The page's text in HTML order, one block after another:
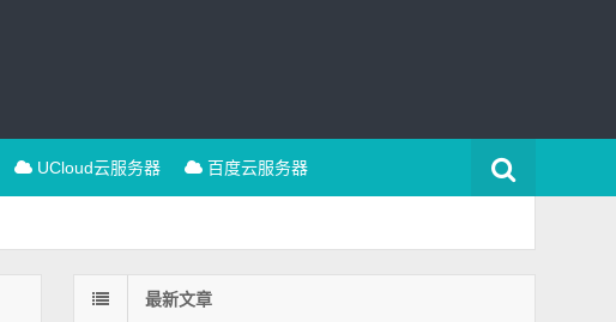
UCloud云服务器 百度云服务器
最新文章